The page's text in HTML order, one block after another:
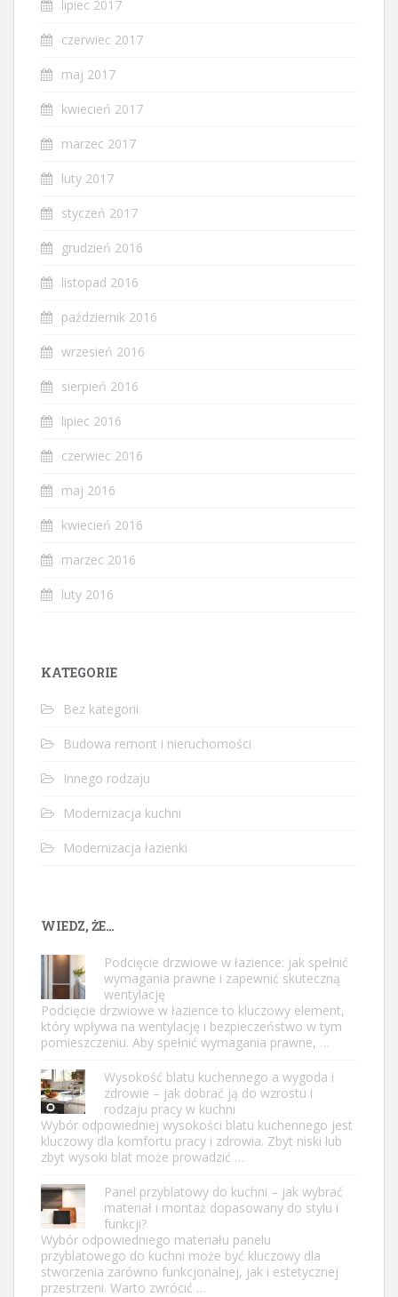
lipiec 2017
czerwiec 2017
maj 2017
kwiecień 2017
marzec 2017
luty 2017
styczeń 2017
grudzień 2016
listopad 2016
październik 2016
wrzesień 2016
sierpień 2016
lipiec 2016
czerwiec 2016
maj 2016
kwiecień 2016
marzec 2016
luty 2016
KATEGORIE
Bez kategorii
Budowa remont i nieruchomości
Innego rodzaju
Modernizacja kuchni
Modernizacja łazienki
WIEDZ, ŻE…
Podcięcie drzwiowe w łazience: jak spełnić
wymagania prawne i zapewnić skuteczną
wentylację
Podcięcie drzwiowe w łazience to kluczowy element,
który wpływa na wentylację i bezpieczeństwo w tym
pomieszczeniu. Aby spełnić wymagania prawne, …
Wysokość blatu kuchennego a wygoda i
zdrowie – jak dobrać ją do wzrostu i
rodzaju pracy w kuchni
Wybór odpowiedniej wysokości blatu kuchennego jest
kluczowy dla komfortu pracy i zdrowia. Zbyt niski lub
zbyt wysoki blat może prowadzić …
Panel przyblatowy do kuchni – jak wybrać
materiał i montaż dopasowany do stylu i
funkcji?
Wybór odpowiedniego materiału panelu
przyblatowego do kuchni może być kluczowy dla
stworzenia zarówno funkcjonalnej, jak i estetycznej
przestrzeni. Warto zwrócić …